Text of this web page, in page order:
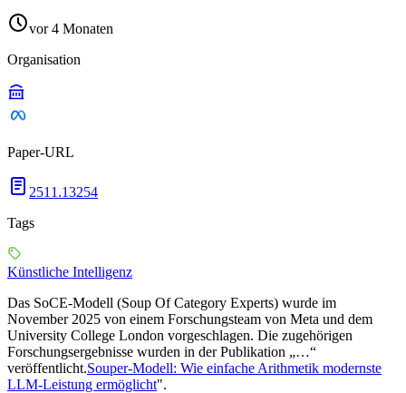
vor 4 Monaten
Organisation
Paper-URL
2511.13254
Tags
Künstliche Intelligenz
Das SoCE-Modell (Soup Of Category Experts) wurde im
November 2025 von einem Forschungsteam von Meta und dem
University College London vorgeschlagen. Die zugehörigen
Forschungsergebnisse wurden in der Publikation „…“
veröffentlicht.Souper-Modell: Wie einfache Arithmetik modernste
LLM-Leistung ermöglicht".